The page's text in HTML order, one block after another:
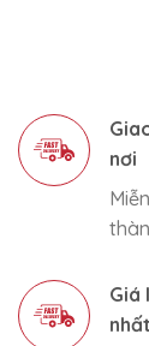
nơi
Giá
nhất